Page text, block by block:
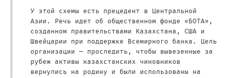
У этой схемы есть прецедент в Центральной
Азии. Речь идет об общественном фонде «БОТА»,
созданном правительствами Казахстана, США и
Швейцарии при поддержке Всемирного банка. Цель
организации — проследить, чтобы вывезенные за
рубеж активы казахстанских чиновников
вернулись на родину и были использованы на